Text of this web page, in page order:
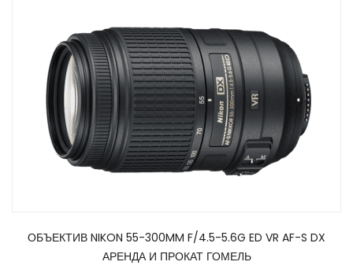
ОБЪЕКТИВ NIKON 55-300MM F/4.5-5.6G ED VR AF-S DX
АРЕНДА И ПРОКАТ ГОМЕЛЬ